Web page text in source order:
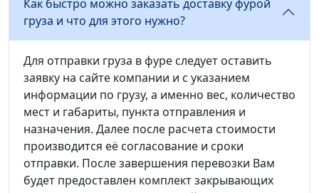
Как быстро можно заказать доставку фурой
груза и что для этого нужно?
Для отправки груза в фуре следует оставить
заявку на сайте компании и с указанием
информации по грузу, а именно вес, количество
мест и габариты, пункта отправления и
назначения. Далее после расчета стоимости
производится её согласование и сроки
отправки. После завершения перевозки Вам
будет предоставлен комплект закрывающих